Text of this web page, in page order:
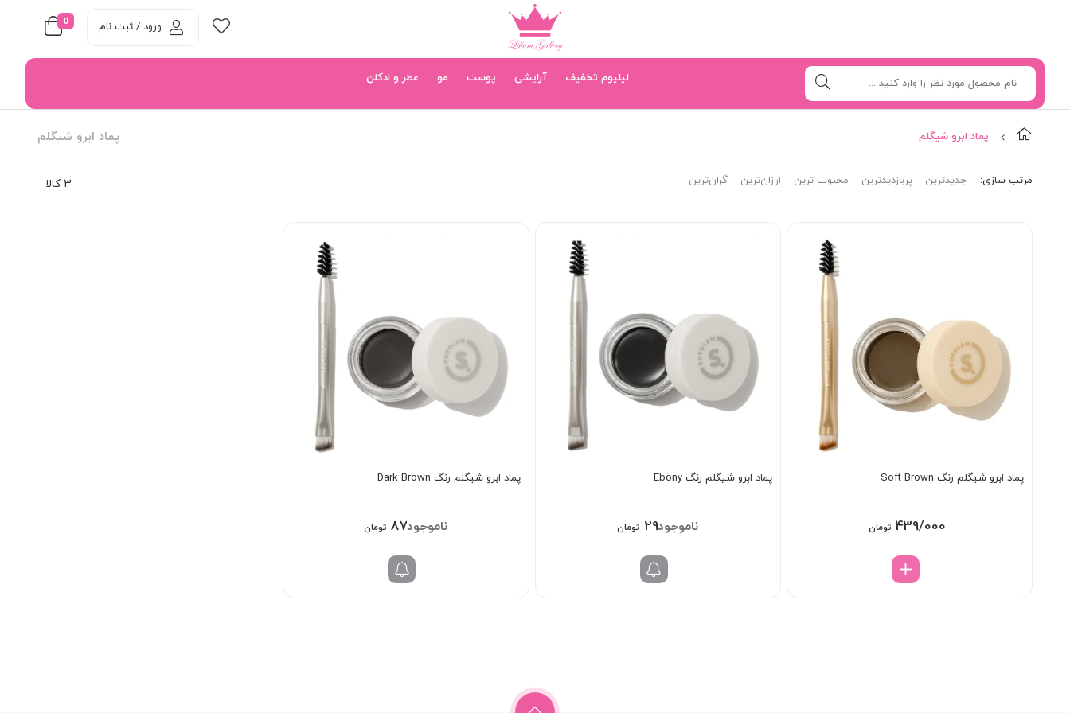
0 ورود / ثبت نام
لیلیوم تخفیف آرایشی پوست مو عطر و ادکلن
پماد ابرو شیگلم پماد ابرو شیگلم
3 کالا مرتب‌ سازی: جدیدترین پربازدیدترین محبوب ترین ارزان‌ترین گران‌ترین
پماد ابرو شیگلم رنگ Soft Brown
439/000 تومان
پماد ابرو شیگلم رنگ Ebony
298/000 تومان
پماد ابرو شیگلم رنگ Dark Brown
878/000 تومان